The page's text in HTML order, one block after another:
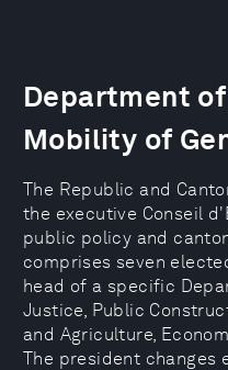
Department
Mobility of
The Republic and
the executive Conseil
public policy and
comprises seven
head of a specific
Justice, Public
and Agriculture,
The president changes